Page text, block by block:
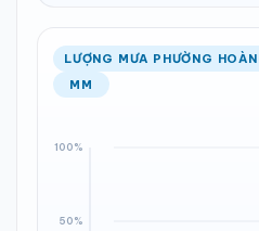
LƯỢNG MƯA PHƯỜNG
MM